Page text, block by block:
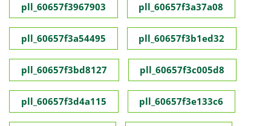
pll_60657f3967903 pll_60657f3a37a08
pll_60657f3a54495 pll_60657f3b1ed32
pll_60657f3bd8127 pll_60657f3c005d8
pll_60657f3d4a115 pll_60657f3e133c6